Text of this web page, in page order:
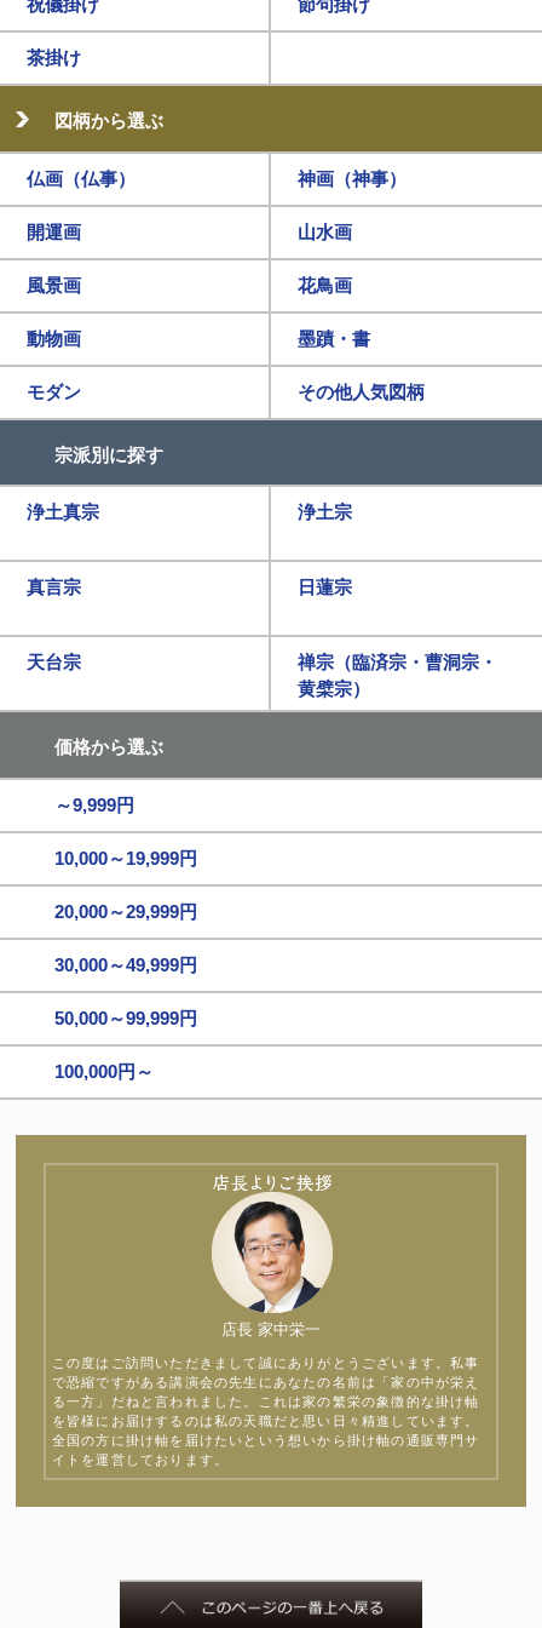
祝儀掛け 節句掛け
茶掛け
図柄から選ぶ
仏画（仏事） 神画（神事）
開運画 山水画
風景画 花鳥画
動物画 墨蹟・書
モダン その他人気図柄
宗派別に探す
浄土真宗 浄土宗
真言宗 日蓮宗
天台宗
禅宗（臨済宗・曹洞宗・
黄檗宗）
価格から選ぶ
～9,999円
10,000～19,999円
20,000～29,999円
30,000～49,999円
50,000～99,999円
100,000円～
店長 家中栄一
この度はご訪問いただきまして誠にありがとうございます。私事
で恐縮ですがある講演会の先生にあなたの名前は「家の中が栄え
る一方」だねと言われました。これは家の繁栄の象徴的な掛け軸
を皆様にお届けするのは私の天職だと思い日々精進しています。
全国の方に掛け軸を届けたいという想いから掛け軸の通販専門サ
イトを運営しております。